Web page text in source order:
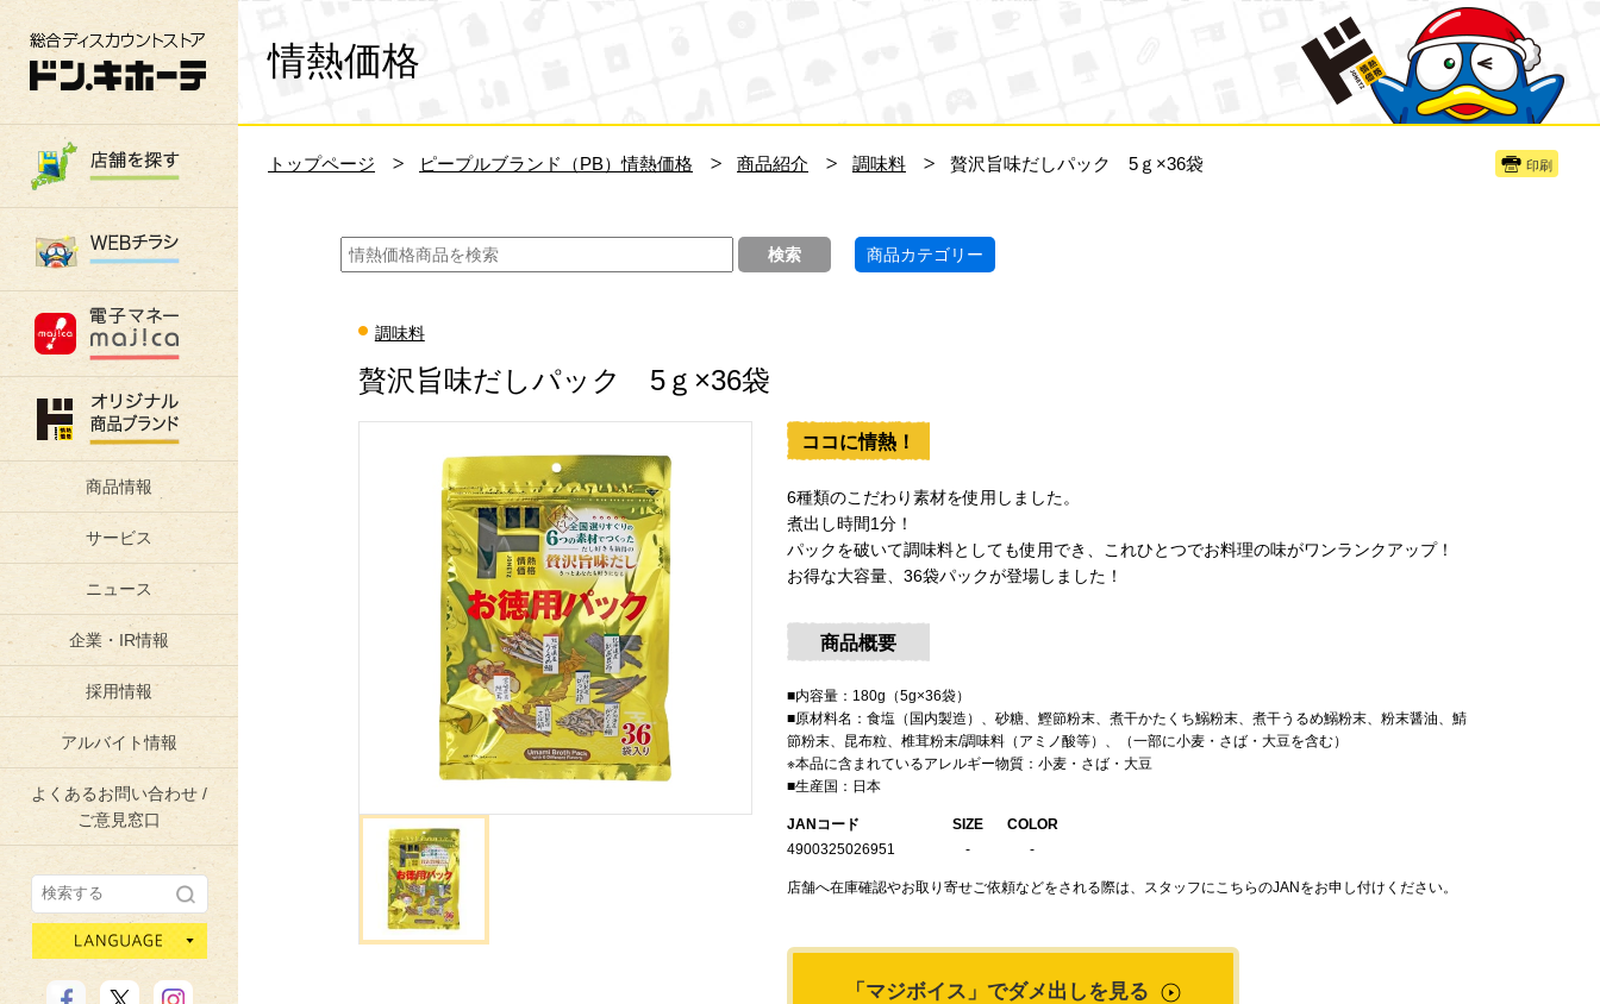
総合ディスカウントストア 驚安の殿堂 ドン・キホーテ
商品情報
サービス
ニュース
企業・IR情報
採用情報
アルバイト情報
よくあるお問い合わせ /
ご意見窓口
情熱価格
トップページ ピープルブランド（PB）情熱価格 商品紹介 調味料 贅沢旨味だしパック 5ｇ×36袋 印刷
商品カテゴリー
調味料
贅沢旨味だしパック 5ｇ×36袋
ココに情熱！
6種類のこだわり素材を使用しました。
煮出し時間1分！
パックを破いて調味料としても使用でき、これひとつでお料理の味がワンランクアップ！
お得な大容量、36袋パックが登場しました！
商品概要
■内容量：180g（5g×36袋）
■原材料名：食塩（国内製造）、砂糖、鰹節粉末、煮干かたくち鰯粉末、煮干うるめ鰯粉末、粉末醤油、鯖
節粉末、昆布粒、椎茸粉末/調味料（アミノ酸等）、（一部に小麦・さば・大豆を含む）
※本品に含まれているアレルギー物質：小麦・さば・大豆
■生産国：日本
JANコード SIZE
COLOR
4900325026951
- -
店舗へ在庫確認やお取り寄せご依頼などをされる際は、スタッフにこちらのJANをお申し付けください。
「マジボイス」でダメ出しを見る